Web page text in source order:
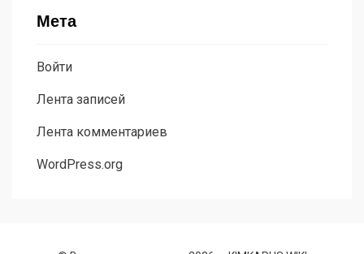
Мета
Войти
Лента записей
Лента комментариев
WordPress.org